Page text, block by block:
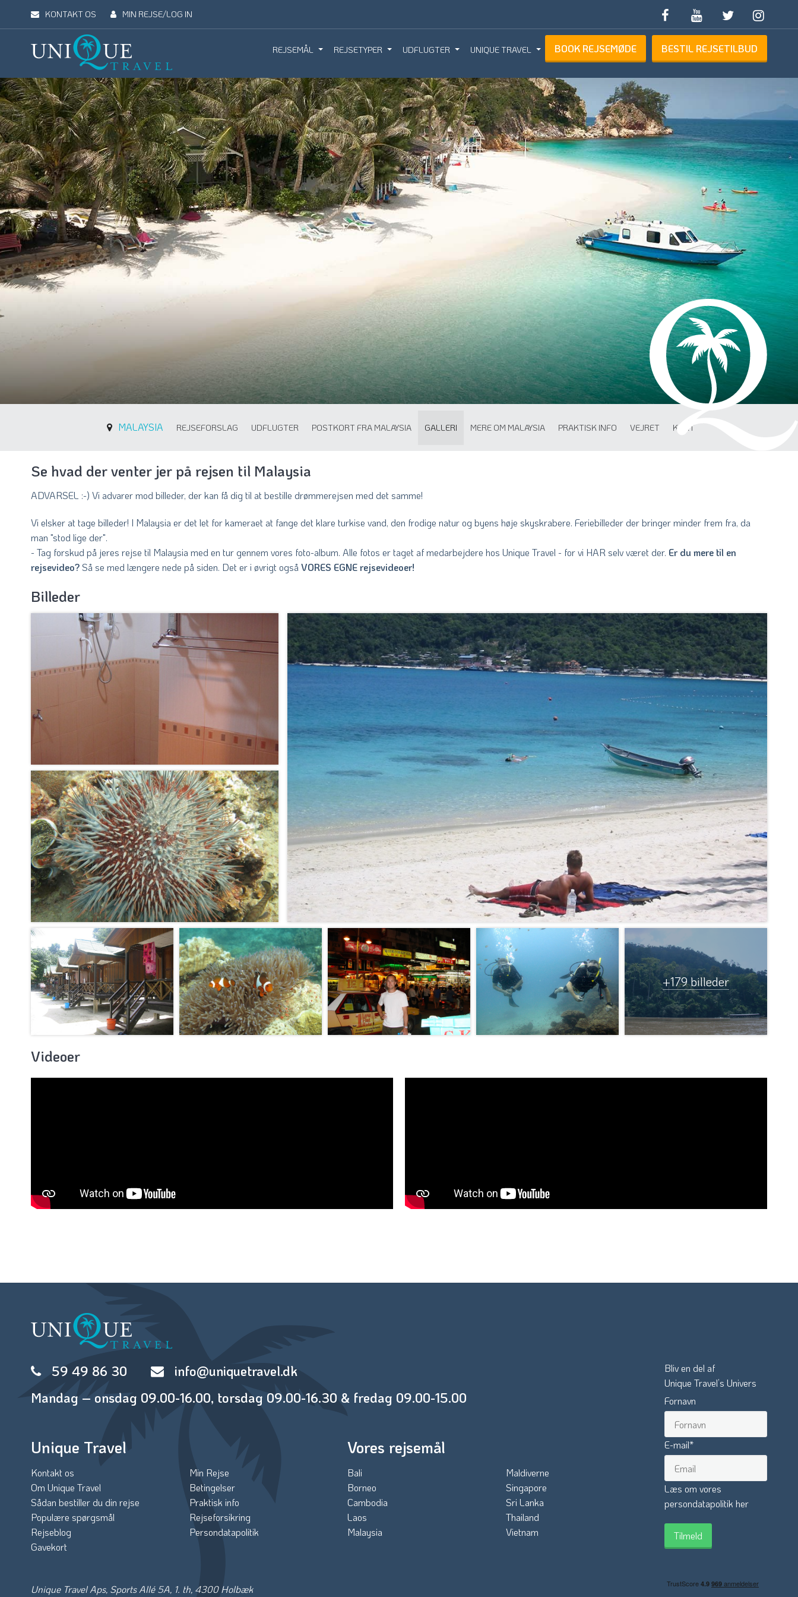
KONTAKT OS MIN REJSE/LOG IN
Travel
REJSEMÅL REJSETYPER UDFLUGTER UNIQUE TRAVEL BOOK REJSEMØDE BESTIL REJSETILBUD
REJSEMÅL REJSETYPER UDFLUGTER UNIQUE TRAVEL BOOK REJSEMØDE BESTIL REJSETILBUD
MALAYSIA REJSEFORSLAG UDFLUGTER POSTKORT FRA MALAYSIA GALLERI MERE OM MALAYSIA PRAKTISK INFO VEJRET KORT
Se hvad der venter jer på rejsen til Malaysia
ADVARSEL :-) Vi advarer mod billeder, der kan få dig til at bestille drømmerejsen med det samme!
Vi elsker at tage billeder! I Malaysia er det let for kameraet at fange det klare turkise vand, den frodige natur og byens høje skyskrabere. Feriebilleder der bringer minder frem fra, da
man "stod lige der".
- Tag forskud på jeres rejse til Malaysia med en tur gennem vores foto-album. Alle fotos er taget af medarbejdere hos Unique Travel - for vi HAR selv været der. Er du mere til en
rejsevideo?Så se med længere nede på siden. Det er i øvrigt også VORES EGNE rejsevideoer!
Billeder
+179 billeder
Videoer
59 49 86 30
info@uniquetravel.dk
Mandag – onsdag 09.00-16.00, torsdag 09.00-16.30 & fredag 09.00-15.00
Unique Travel
Kontakt os
Om Unique Travel
Sådan bestiller du din rejse
Populære spørgsmål
Rejseblog
Gavekort
Min Rejse
Betingelser
Praktisk info
Rejseforsikring
Persondatapolitik
Unique Travel Aps, Sports Allé 5A, 1. th, 4300 Holbæk
Vores rejsemål
Bali
Borneo
Cambodia
Laos
Malaysia
Maldiverne
Singapore
Sri Lanka
Thailand
Vietnam
Bliv en del af
Unique Travel’s Univers
Fornavn
E-mail*
Læs om vores
persondatapolitik her